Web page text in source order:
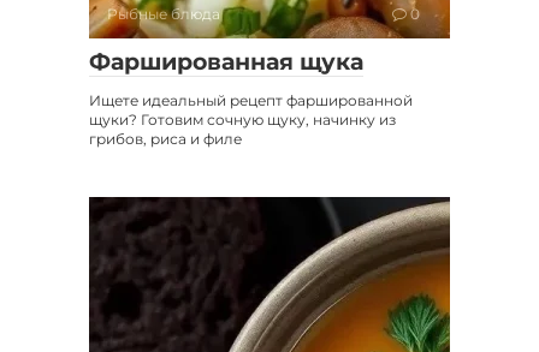
Рыбные блюда 0
Фаршированная щука
Ищете идеальный рецепт фаршированной
щуки? Готовим сочную щуку, начинку из
грибов, риса и филе